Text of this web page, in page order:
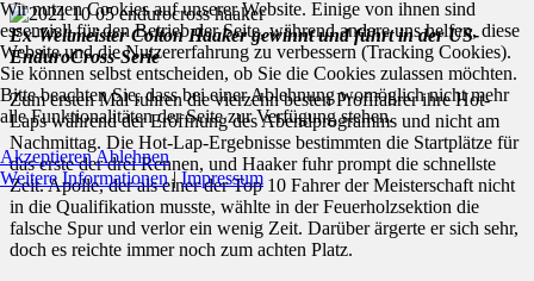
Ex-Weltmeister Colton Haaker gewinnt und führt in der US-
EnduroCross-Serie
Zum ersten Mal fuhren die vierzehn besten Profifahrer ihre Hot-
Laps während der Eröffnung des Abendprogramms und nicht am
Nachmittag. Die Hot-Lap-Ergebnisse bestimmten die Startplätze für
das erste der drei Rennen, und Haaker fuhr prompt die schnellste
Zeit. Apolle, der als einer der Top 10 Fahrer der Meisterschaft nicht
in die Qualifikation musste, wählte in der Feuerholzsektion die
falsche Spur und verlor ein wenig Zeit. Darüber ärgerte er sich sehr,
doch es reichte immer noch zum achten Platz.
Wir nutzen Cookies auf unserer Website. Einige von ihnen sind
essenziell für den Betrieb der Seite, während andere uns helfen, diese
Website und die Nutzererfahrung zu verbessern (Tracking Cookies).
Sie können selbst entscheiden, ob Sie die Cookies zulassen möchten.
Bitte beachten Sie, dass bei einer Ablehnung womöglich nicht mehr
alle Funktionalitäten der Seite zur Verfügung stehen.
AkzeptierenAblehnen
Weitere Informationen|Impressum